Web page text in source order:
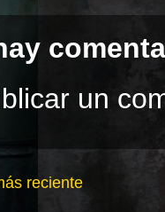
un
reciente